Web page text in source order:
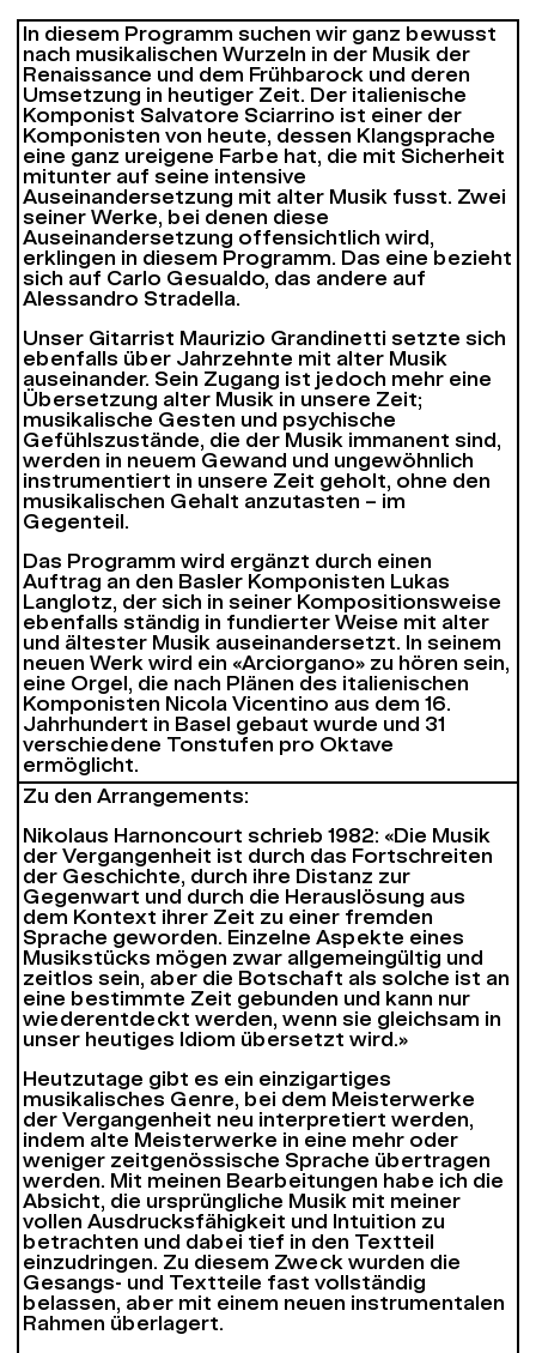
In diesem Programm suchen wir ganz bewusst
nach musikalischen Wurzeln in der Musik der
Renaissance und dem Frühbarock und deren
Umsetzung in heutiger Zeit. Der italienische
Komponist Salvatore Sciarrino ist einer der
Komponisten von heute, dessen Klangsprache
eine ganz ureigene Farbe hat, die mit Sicherheit
mitunter auf seine intensive
Auseinandersetzung mit alter Musik fusst. Zwei
seiner Werke, bei denen diese
Auseinandersetzung offensichtlich wird,
erklingen in diesem Programm. Das eine bezieht
sich auf Carlo Gesualdo, das andere auf
Alessandro Stradella.
Unser Gitarrist Maurizio Grandinetti setzte sich
ebenfalls über Jahrzehnte mit alter Musik
auseinander. Sein Zugang ist jedoch mehr eine
Übersetzung alter Musik in unsere Zeit;
musikalische Gesten und psychische
Gefühlszustände, die der Musik immanent sind,
werden in neuem Gewand und ungewöhnlich
instrumentiert in unsere Zeit geholt, ohne den
musikalischen Gehalt anzutasten – im
Gegenteil.
Das Programm wird ergänzt durch einen
Auftrag an den Basler Komponisten Lukas
Langlotz, der sich in seiner Kompositionsweise
ebenfalls ständig in fundierter Weise mit alter
und ältester Musik auseinandersetzt. In seinem
neuen Werk wird ein «Arciorgano» zu hören sein,
eine Orgel, die nach Plänen des italienischen
Komponisten Nicola Vicentino aus dem 16.
Jahrhundert in Basel gebaut wurde und 31
verschiedene Tonstufen pro Oktave
ermöglicht.
Zu den Arrangements:
Nikolaus Harnoncourt schrieb 1982: «Die Musik
der Vergangenheit ist durch das Fortschreiten
der Geschichte, durch ihre Distanz zur
Gegenwart und durch die Herauslösung aus
dem Kontext ihrer Zeit zu einer fremden
Sprache geworden. Einzelne Aspekte eines
Musikstücks mögen zwar allgemeingültig und
zeitlos sein, aber die Botschaft als solche ist an
eine bestimmte Zeit gebunden und kann nur
wiederentdeckt werden, wenn sie gleichsam in
unser heutiges Idiom übersetzt wird.»
Heutzutage gibt es ein einzigartiges
musikalisches Genre, bei dem Meisterwerke
der Vergangenheit neu interpretiert werden,
indem alte Meisterwerke in eine mehr oder
weniger zeitgenössische Sprache übertragen
werden. Mit meinen Bearbeitungen habe ich die
Absicht, die ursprüngliche Musik mit meiner
vollen Ausdrucksfähigkeit und Intuition zu
betrachten und dabei tief in den Textteil
einzudringen. Zu diesem Zweck wurden die
Gesangs- und Textteile fast vollständig
belassen, aber mit einem neuen instrumentalen
Rahmen überlagert.